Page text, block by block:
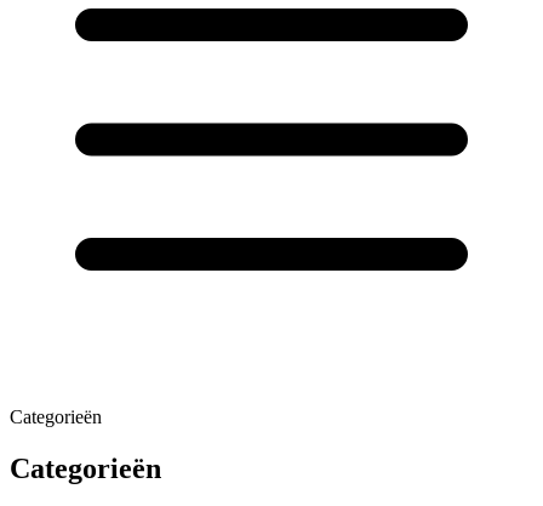
Categorieën
Categorieën